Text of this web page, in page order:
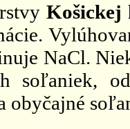
Košickej
NaCl.
soľaniek,
obyčajné